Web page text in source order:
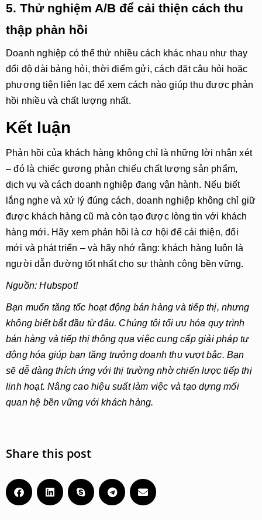
5. Thử nghiệm A/B để cải thiện cách thu
thập phản hồi
Doanh nghiệp có thể thử nhiều cách khác nhau như thay
đổi độ dài bảng hỏi, thời điểm gửi, cách đặt câu hỏi hoặc
phương tiện liên lạc để xem cách nào giúp thu được phản
hồi nhiều và chất lượng nhất.
Kết luận
Phản hồi của khách hàng không chỉ là những lời nhận xét
– đó là chiếc gương phản chiếu chất lượng sản phẩm,
dịch vụ và cách doanh nghiệp đang vận hành. Nếu biết
lắng nghe và xử lý đúng cách, doanh nghiệp không chỉ giữ
được khách hàng cũ mà còn tạo được lòng tin với khách
hàng mới. Hãy xem phản hồi là cơ hội để cải thiện, đổi
mới và phát triển – và hãy nhớ rằng: khách hàng luôn là
người dẫn đường tốt nhất cho sự thành công bền vững.
Nguồn: Hubspot!
Bạn muốn tăng tốc hoạt động bán hàng và tiếp thị, nhưng
không biết bắt đầu từ đâu. Chúng tôi tối ưu hóa quy trình
bán hàng và tiếp thị thông qua việc cung cấp giải pháp tự
động hóa giúp bạn tăng trưởng doanh thu vượt bậc. Bạn
sẽ dễ dàng thích ứng với thị trường nhờ chiến lược tiếp thị
linh hoạt. Nâng cao hiệu suất làm việc và tạo dựng mối
quan hệ bền vững với khách hàng.
Share this post